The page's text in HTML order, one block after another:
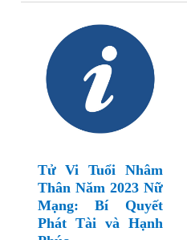
Tử Vi Tuổi Nhâm
Thân Năm 2023 Nữ
Mạng: Bí Quyết
Phát Tài và Hạnh